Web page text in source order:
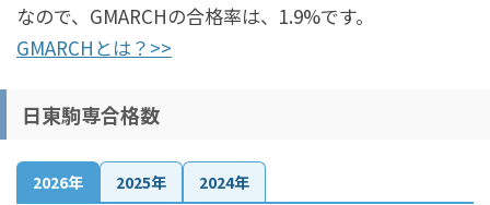
なので、GMARCHの合格率は、1.9%です。
GMARCHとは？>>
日東駒専合格数
2026年 2025年 2024年